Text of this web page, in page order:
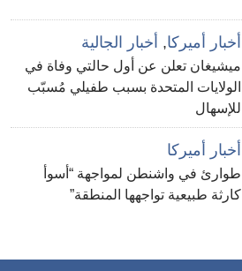
أخبار أميركا, أخبار الجالية
ميشيغان تعلن عن أول حالتي وفاة في
الولايات المتحدة بسبب طفيلي مُسبّب
للإسهال
أخبار أميركا
طوارئ في واشنطن لمواجهة “أسوأ
كارثة طبيعية تواجهها المنطقة”